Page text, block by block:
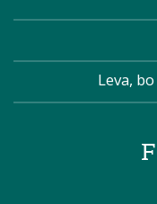
Leva,